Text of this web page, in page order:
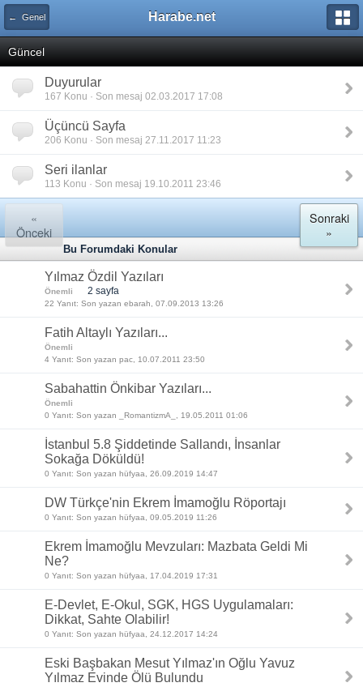
← Genel Harabe.net
Güncel
Duyurular
167 Konu · Son mesaj 02.03.2017 17:08
Üçüncü Sayfa
206 Konu · Son mesaj 27.11.2017 11:23
Seri ilanlar
113 Konu · Son mesaj 19.10.2011 23:46
«
Önceki
Sonraki
»
Bu Forumdaki Konular
Yılmaz Özdil Yazıları
Önemli 2 sayfa
22 Yanıt: Son yazan ebarah, 07.09.2013 13:26
Fatih Altaylı Yazıları...
Önemli
4 Yanıt: Son yazan pac, 10.07.2011 23:50
Sabahattin Önkibar Yazıları...
Önemli
0 Yanıt: Son yazan _RomantizmA_, 19.05.2011 01:06
İstanbul 5.8 Şiddetinde Sallandı, İnsanlar
Sokağa Döküldü!
0 Yanıt: Son yazan hüfyaa, 26.09.2019 14:47
DW Türkçe'nin Ekrem İmamoğlu Röportajı
0 Yanıt: Son yazan hüfyaa, 09.05.2019 11:26
Ekrem İmamoğlu Mevzuları: Mazbata Geldi Mi
Ne?
0 Yanıt: Son yazan hüfyaa, 17.04.2019 17:31
E-Devlet, E-Okul, SGK, HGS Uygulamaları:
Dikkat, Sahte Olabilir!
0 Yanıt: Son yazan hüfyaa, 24.12.2017 14:24
Eski Başbakan Mesut Yılmaz'ın Oğlu Yavuz
Yılmaz Evinde Ölü Bulundu